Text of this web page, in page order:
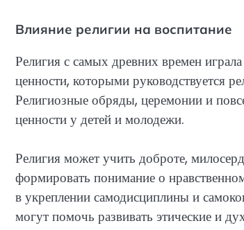
Влияние религии на воспитание
Религия с самых древних времен
ценности, которыми руководствуется
Религиозные обряды, церемонии и
ценности у детей и молодежи.
Религия может учить доброте,
формировать понимание о
в укреплении самодисциплины и
могут помочь развивать этические и